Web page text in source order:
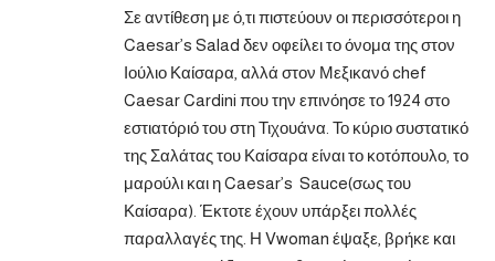
Σε αντίθεση με ό,τι πιστεύουν οι περισσότεροι η
Caesar’s Salad δεν οφείλει το όνομα της στον
Ιούλιο Καίσαρα, αλλά στον Μεξικανό chef
Caesar Cardini που την επινόησε το 1924 στο
εστιατόριό του στη Τιχουάνα. Το κύριο συστατικό
της Σαλάτας του Καίσαρα είναι το κοτόπουλο, το
μαρούλι και η Caesar’s Sauce(σως του
Καίσαρα). Έκτοτε έχουν υπάρξει πολλές
παραλλαγές της. Η Vwoman έψαξε, βρήκε και